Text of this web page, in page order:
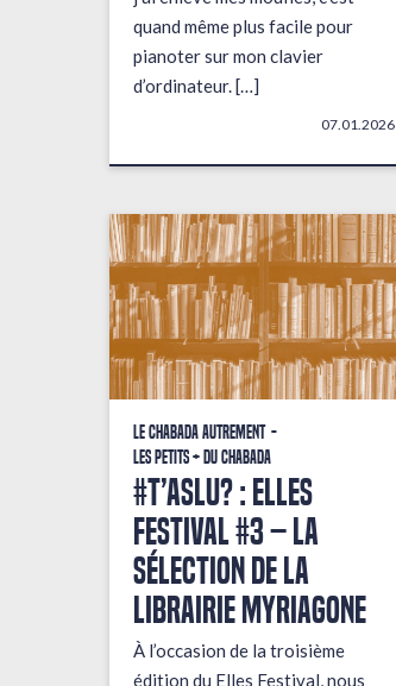
quand même plus facile pour
pianoter sur mon clavier
d’ordinateur. […]
07.01.2026
Le Chabada autrement
Les petits + du Chabada
#T’AsLu? : ELLES
FESTIVAL #3 – La
sélection de la
librairie Myriagone
À l’occasion de la troisième
édition du Elles Festival, nous